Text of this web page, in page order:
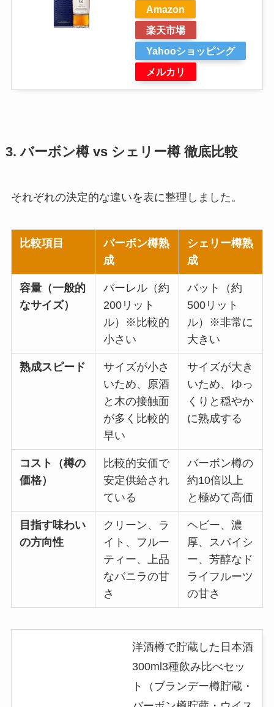
Amazon
楽天市場
Yahooショッピング
メルカリ
3. バーボン樽 vs シェリー樽 徹底比較
それぞれの決定的な違いを表に整理しました。
比較項目
バーボン樽熟
成
シェリー樽熟
成
容量（一般的
なサイズ）
バーレル（約
200リット
ル）※比較的
小さい
バット（約
500リット
ル）※非常に
大きい
熟成スピード
サイズが小さ
いため、原酒
と木の接触面
が多く比較的
早い
サイズが大き
いため、ゆっ
くりと穏やか
に熟成する
コスト（樽の
価格）
比較的安価で
安定供給され
ている
バーボン樽の
約10倍以上
と極めて高価
目指す味わい
の方向性
クリーン、ラ
イト、フルー
ティー、上品
なバニラの甘
さ
ヘビー、濃
厚、スパイシ
ー、芳醇なド
ライフルーツ
の甘さ
洋酒樽で貯蔵した日本酒
300ml3種飲み比べセッ
ト（ブランデー樽貯蔵・